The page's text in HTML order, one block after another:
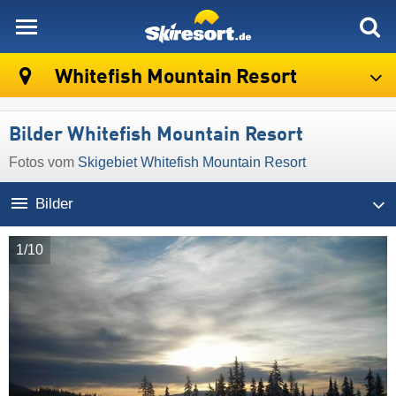
Whitefish Mountain Resort
Bilder Whitefish Mountain Resort
Fotos vom Skigebiet Whitefish Mountain Resort
Bilder
1/10